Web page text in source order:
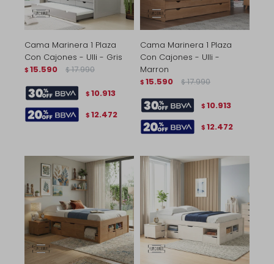
Cama Marinera 1 Plaza
Con Cajones - Ulli - Gris
$ 15.590 $ 17.990
$ 10.913
$ 12.472
Cama Marinera 1 Plaza
Con Cajones - Ulli -
Marron
$ 15.590 $ 17.990
$ 10.913
$ 12.472